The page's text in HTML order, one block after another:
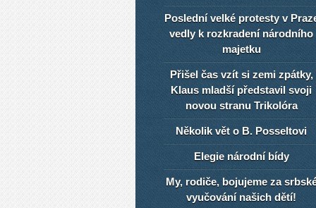
Poslední velké protesty v
vedly k rozkradení národního
majetku
Přišel čas vzít si zemi zpátky,
Klaus mladší představil svoji
novou stranu Trikolóra
Několik vět o B. Posseltovi
Elegie národní bídy
My, rodiče, bojujeme za
vyučování našich dětí!